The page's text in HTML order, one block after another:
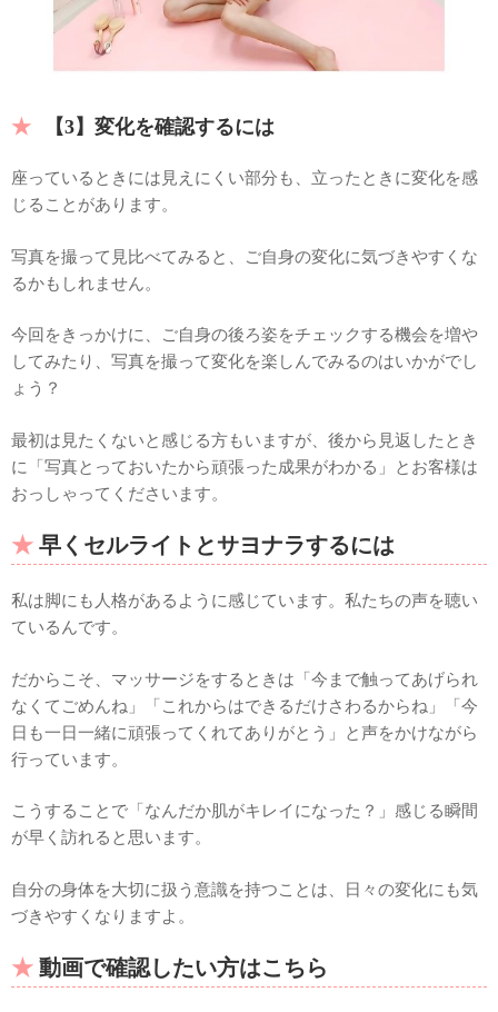
【3】変化を確認するには
座っているときには見えにくい部分も、立ったときに変化を感
じることがあります。
写真を撮って見比べてみると、ご自身の変化に気づきやすくな
るかもしれません。
今回をきっかけに、ご自身の後ろ姿をチェックする機会を増や
してみたり、写真を撮って変化を楽しんでみるのはいかがでし
ょう？
最初は見たくないと感じる方もいますが、後から見返したとき
に「写真とっておいたから頑張った成果がわかる」とお客様は
おっしゃってくださいます。
早くセルライトとサヨナラするには
私は脚にも人格があるように感じています。私たちの声を聴い
ているんです。
だからこそ、マッサージをするときは「今まで触ってあげられ
なくてごめんね」「これからはできるだけさわるからね」「今
日も一日一緒に頑張ってくれてありがとう」と声をかけながら
行っています。
こうすることで「なんだか肌がキレイになった？」感じる瞬間
が早く訪れると思います。
自分の身体を大切に扱う意識を持つことは、日々の変化にも気
づきやすくなりますよ。
動画で確認したい方はこちら